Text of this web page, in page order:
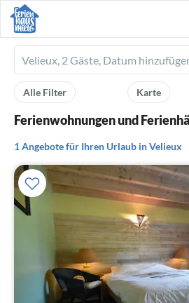
Ferienhausmiete
logo
Karte
Alle Filter
Ferienwohnungen und
1 Angebote für Ihren Urlaub in Velieux